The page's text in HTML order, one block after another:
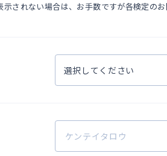
されない場合は、お手数ですが各検定のお